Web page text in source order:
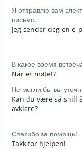
Я отправлю вам
письмо.
Jeg sender deg en e-
В какое время
Når er møtet?
Не могли бы вы
Kan du være så snill å
avklare?
Спасибо за помощь!
Takk for hjelpen!